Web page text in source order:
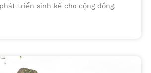
triển sinh kế cho cộng đồng.